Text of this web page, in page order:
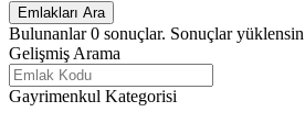
Bulunanlar0 sonuçlar. Sonuçlar
Gelişmiş Arama
Gayrimenkul Kategorisi